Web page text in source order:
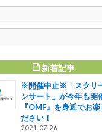
新着記事
※開催中止※「スクリ
ンサート」が今年も開
『OMF』を身近でお楽
ださい！
2021.07.26